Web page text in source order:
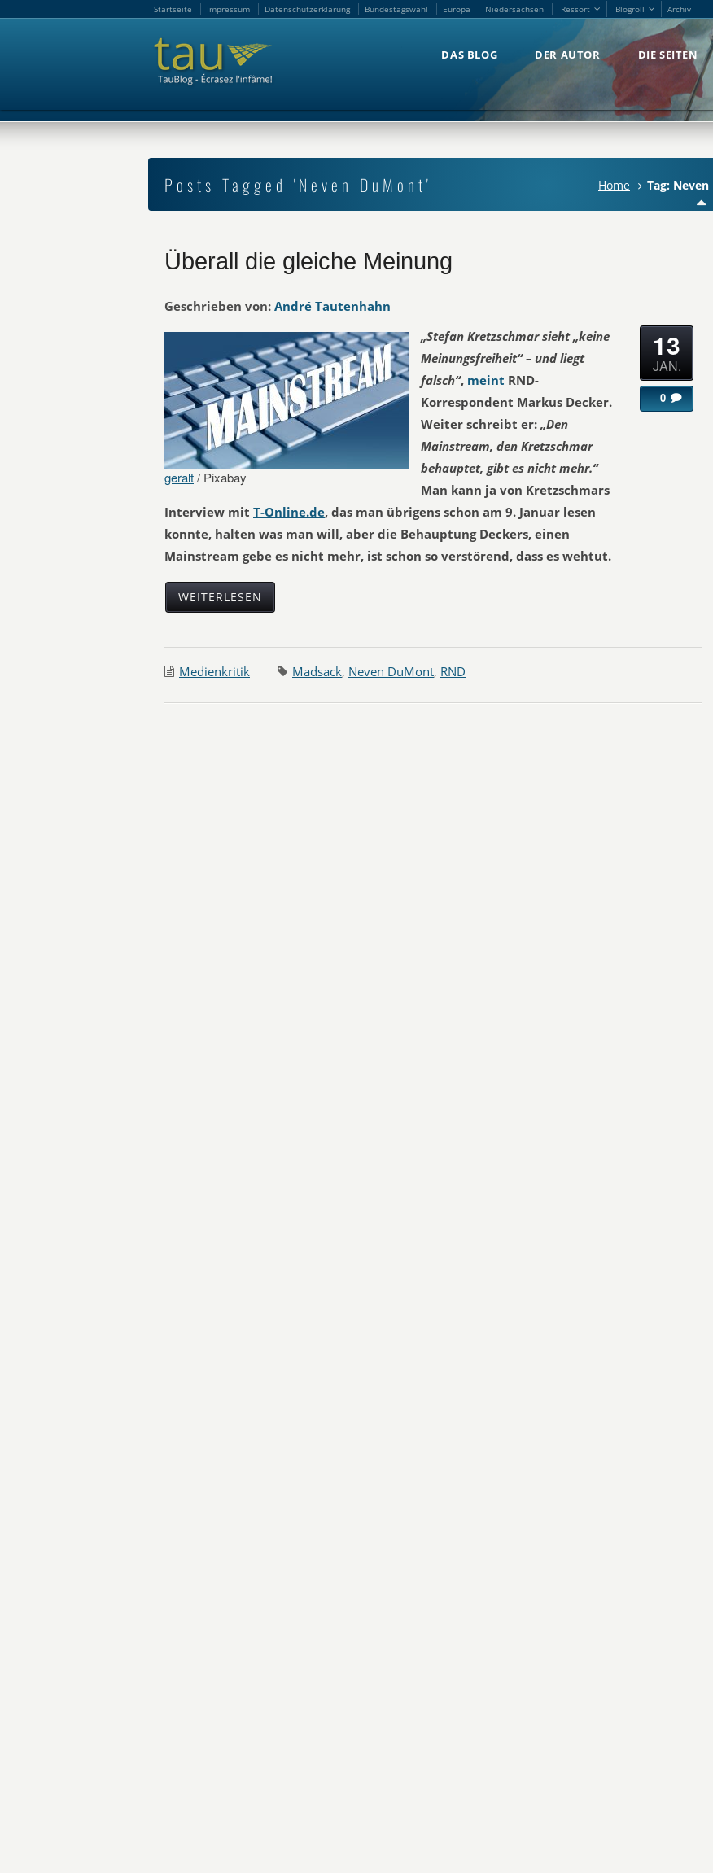
Startseite Impressum Datenschutzerklärung Bundestagswahl Europa Niedersachsen Ressort Blogroll Archiv
DAS BLOG DER AUTOR DIE SEITEN
Posts Tagged 'Neven DuMont' Home Tag:
Überall die gleiche Meinung
Geschrieben von: André Tautenhahn
geralt/ Pixabay
„Stefan Kretzschmar sieht „keine
Meinungsfreiheit“ – und liegt
falsch“, meint RND-
Korrespondent Markus Decker.
Weiter schreibt er: „Den
Mainstream, den Kretzschmar
behauptet, gibt es nicht mehr.“
Man kann ja von Kretzschmars
Interview mit T-Online.de, das man übrigens schon am 9. Januar lesen
konnte, halten was man will, aber die Behauptung Deckers, einen
Mainstream gebe es nicht mehr, ist schon so verstörend, dass es wehtut.
WEITERLESEN
13
JAN.
0
Medienkritik Madsack, Neven DuMont, RND
Startseite Impressum Datenschutzerklärung Bundestagswahl Europa Niedersachsen Ressort Blogroll Archiv
DAS BLOG DER AUTOR DIE SEITEN